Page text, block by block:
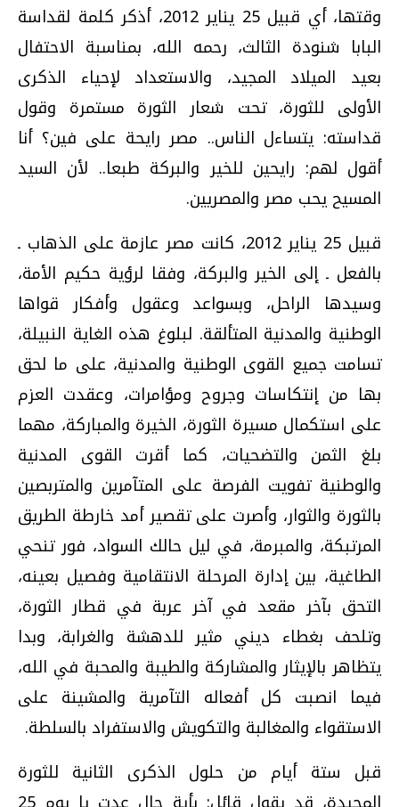
وقتها، أي قبيل 25 يناير 2012، أذكر كلمة لقداسة
البابا شنودة الثالث، رحمه الله، بمناسبة الاحتفال
بعيد الميلاد المجيد، والاستعداد لإحياء الذكرى
الأولى للثورة، تحت شعار الثورة مستمرة وقول
قداسته: يتساءل الناس.. مصر رايحة على فين؟ أنا
أقول لهم: رايحين للخير والبركة طبعا.. لأن السيد
المسيح يحب مصر والمصريين.
قبيل 25 يناير 2012، كانت مصر عازمة على الذهاب ـ
بالفعل ـ إلى الخير والبركة، وفقا لرؤية حكيم الأمة،
وسيدها الراحل، وبسواعد وعقول وأفكار قواها
الوطنية والمدنية المتألقة. لبلوغ هذه الغاية النبيلة،
تسامت جميع القوى الوطنية والمدنية، على ما لحق
بها من إنتكاسات وجروح ومؤامرات، وعقدت العزم
على استكمال مسيرة الثورة، الخيرة والمباركة، مهما
بلغ الثمن والتضحيات، كما أقرت القوى المدنية
والوطنية تفويت الفرصة على المتآمرين والمتربصين
بالثورة والثوار، وأصرت على تقصير أمد خارطة الطريق
المرتبكة، والمبرمة، في ليل حالك السواد، فور تنحي
الطاغية، بين إدارة المرحلة الانتقامية وفصيل بعينه،
التحق بآخر مقعد في آخر عربة في قطار الثورة،
وتلحف بغطاء ديني مثير للدهشة والغرابة، وبدا
يتظاهر بالإيثار والمشاركة والطيبة والمحبة في الله،
فيما انصبت كل أفعاله التآمرية والمشينة على
الاستقواء والمغالبة والتكويش والاستفراد بالسلطة.
قبل ستة أيام من حلول الذكرى الثانية للثورة